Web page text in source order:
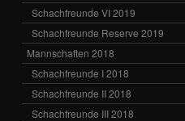
Schachfreunde VI 2019
Schachfreunde Reserve 2019
Mannschaften 2018
Schachfreunde I 2018
Schachfreunde II 2018
Schachfreunde III 2018